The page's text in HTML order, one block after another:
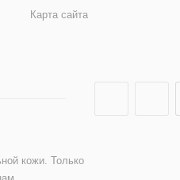
Карта сайта
кожи. Только